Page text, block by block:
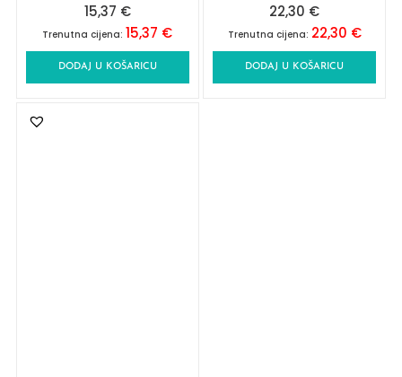
15,37 €
Trenutna cijena: 15,37 €
DODAJ U KOŠARICU
22,30 €
Trenutna cijena: 22,30 €
DODAJ U KOŠARICU